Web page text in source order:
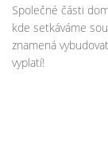
Společné části
kde setkáváme
znamená
vyplatí!